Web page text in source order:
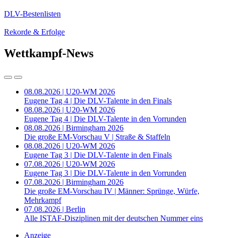
DLV-Bestenlisten
Rekorde & Erfolge
Wettkampf-News
08.08.2026 | U20-WM 2026
Eugene Tag 4 | Die DLV-Talente in den Finals
08.08.2026 | U20-WM 2026
Eugene Tag 4 | Die DLV-Talente in den Vorrunden
08.08.2026 | Birmingham 2026
Die große EM-Vorschau V | Straße & Staffeln
08.08.2026 | U20-WM 2026
Eugene Tag 3 | Die DLV-Talente in den Finals
07.08.2026 | U20-WM 2026
Eugene Tag 3 | Die DLV-Talente in den Vorrunden
07.08.2026 | Birmingham 2026
Die große EM-Vorschau IV | Männer: Sprünge, Würfe,
Mehrkampf
07.08.2026 | Berlin
Alle ISTAF-Disziplinen mit der deutschen Nummer eins
Anzeige